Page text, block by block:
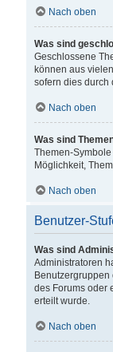
Nach oben
Was sind
Geschlossene
können aus
sofern dies durch
Nach oben
Was sind
Themen-
Möglichkeit,
Nach oben
Benutzer-
Was sind
Administratoren
des Forums oder
erteilt wurde.
Nach oben